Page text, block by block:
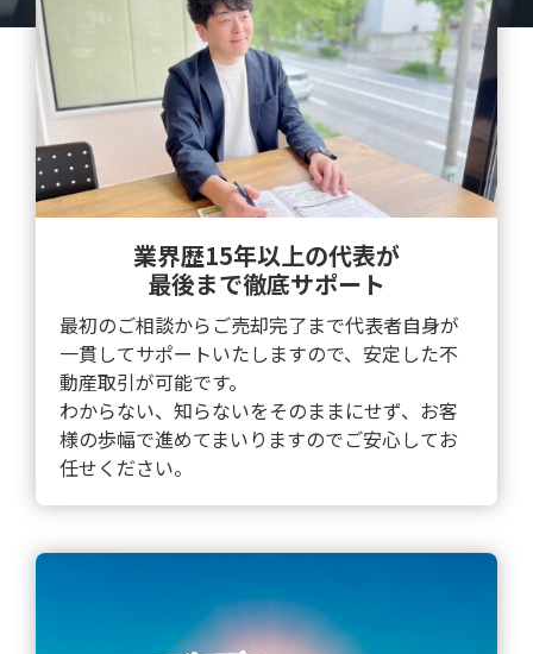
業界歴15年以上の代表が
最後まで徹底サポート
最初のご相談からご売却完了まで代表者自身が
一貫してサポートいたしますので、安定した不
動産取引が可能です。
わからない、知らないをそのままにせず、お客
様の歩幅で進めてまいりますのでご安心してお
任せください。